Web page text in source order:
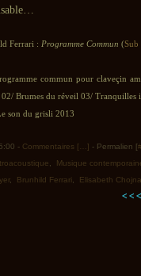
Ferrari : Programme Commun (Sub
commun pour claveçin
Brumes du réveil 03/ Tranquilles
son du grisli 2013
- Commentaires [ ] - Permalien [#
Musique
, Brunhild Ferrari Elisabeth
<< <